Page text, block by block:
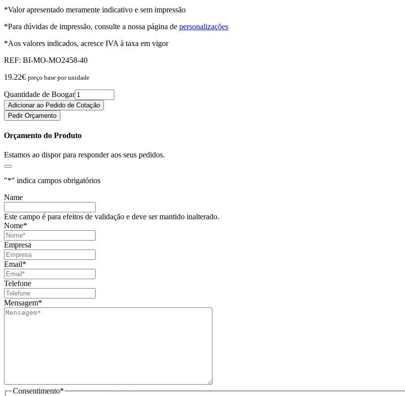
*Valor apresentado meramente indicativo e sem impressão
*Para dúvidas de impressão, consulte a nossa página de personalizações
*Aos valores indicados, acresce IVA à taxa em vigor
REF: BI-MO-MO2458-40
19.22€ preço base por unidade
Quantidade de Boogar
Adicionar ao Pedido de Cotação
Pedir Orçamento
Orçamento do Produto
Estamos ao dispor para responder aos seus pedidos.
"*" indica campos obrigatórios
Name
Este campo é para efeitos de validação e deve ser mantido inalterado.
Nome*
Empresa
Email*
Telefone
Mensagem*
Consentimento*